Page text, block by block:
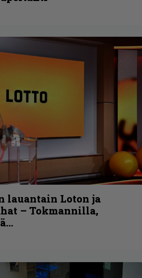
lauantain Loton ja
– Tokmannilla,